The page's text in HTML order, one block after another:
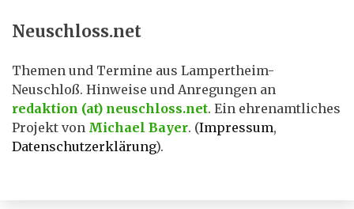
Neuschloss.net
Themen und Termine aus Lampertheim-
Neuschloß. Hinweise und Anregungen an
redaktion (at) neuschloss.net. Ein ehrenamtliches
Projekt von Michael Bayer. (Impressum,
Datenschutzerklärung).